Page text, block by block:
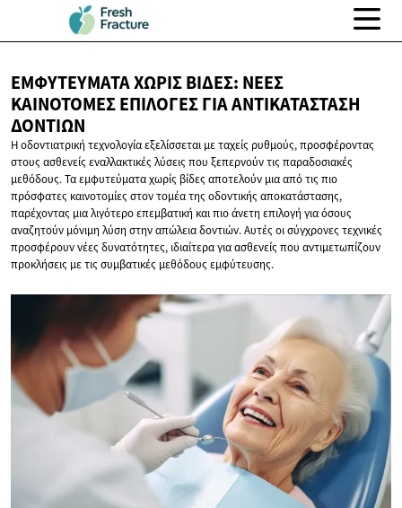
ΕΜΦΥΤΕΎΜΑΤΑ ΧΩΡΊΣ ΒΊΔΕΣ: ΝΈΕΣ
ΚΑΙΝΟΤΌΜΕΣ ΕΠΙΛΟΓΈΣ ΓΙΑΑΝΤΙΚΑΤΆΣΤΑΣΗ
ΔΟΝΤΙΏΝ
Η οδοντιατρική τεχνολογία εξελίσσεται με ταχείς ρυθμούς, προσφέροντας
στους ασθενείς εναλλακτικές λύσεις που ξεπερνούν τις παραδοσιακές
μεθόδους. Τα εμφυτεύματα χωρίς βίδες αποτελούν μια από τις πιο
πρόσφατες καινοτομίες στον τομέα της οδοντικής αποκατάστασης,
παρέχοντας μια λιγότερο επεμβατική και πιο άνετη επιλογή για όσους
αναζητούν μόνιμη λύση στην απώλεια δοντιών. Αυτές οι σύγχρονες τεχνικές
προσφέρουν νέες δυνατότητες, ιδιαίτερα για ασθενείς που αντιμετωπίζουν
προκλήσεις με τις συμβατικές μεθόδους εμφύτευσης.